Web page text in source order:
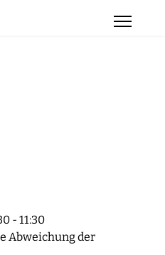
- 11:30
Abweichung der